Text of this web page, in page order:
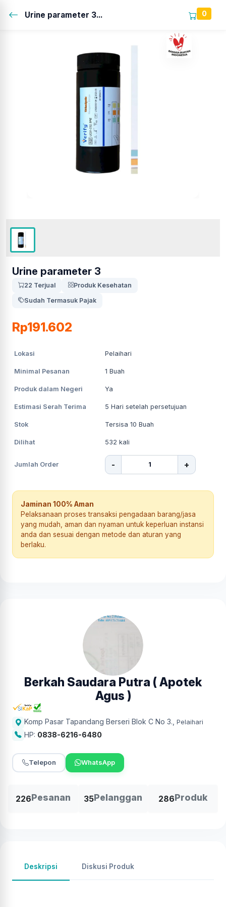
Urine parameter 3... 0
Urine parameter 3
22 Terjual
Produk Kesehatan
Sudah Termasuk Pajak
Rp191.602
Lokasi Pelaihari
Minimal Pesanan 1 Buah
Produk dalam Negeri Ya
Estimasi Serah Terima 5 Hari setelah persetujuan
Stok Tersisa 10 Buah
Dilihat 532 kali
Jumlah Order - +
Jaminan 100% Aman
Pelaksanaan proses transaksi pengadaan barang/jasa
yang mudah, aman dan nyaman untuk keperluan instansi
anda dan sesuai dengan metode dan aturan yang
berlaku.
Berkah Saudara Putra ( Apotek
Agus )
Komp Pasar Tapandang Berseri Blok C No 3. Pelaihari
HP: 0838-6216-6480
Telepon WhatsApp
226Pesanan 35Pelanggan 286Produk
Deskripsi Diskusi Produk